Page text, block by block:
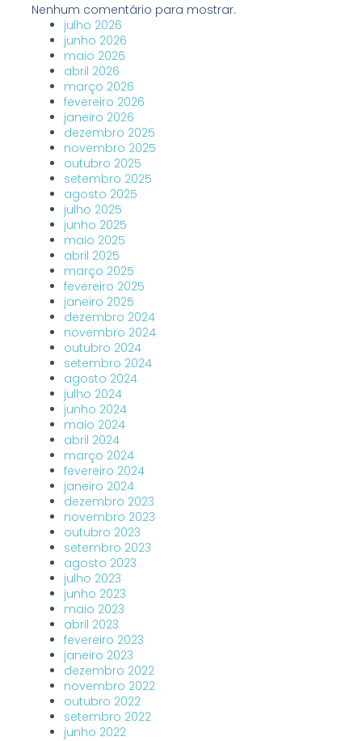
Nenhum comentário para mostrar.
julho 2026
junho 2026
maio 2026
abril 2026
março 2026
fevereiro 2026
janeiro 2026
dezembro 2025
novembro 2025
outubro 2025
setembro 2025
agosto 2025
julho 2025
junho 2025
maio 2025
abril 2025
março 2025
fevereiro 2025
janeiro 2025
dezembro 2024
novembro 2024
outubro 2024
setembro 2024
agosto 2024
julho 2024
junho 2024
maio 2024
abril 2024
março 2024
fevereiro 2024
janeiro 2024
dezembro 2023
novembro 2023
outubro 2023
setembro 2023
agosto 2023
julho 2023
junho 2023
maio 2023
abril 2023
fevereiro 2023
janeiro 2023
dezembro 2022
novembro 2022
outubro 2022
setembro 2022
junho 2022